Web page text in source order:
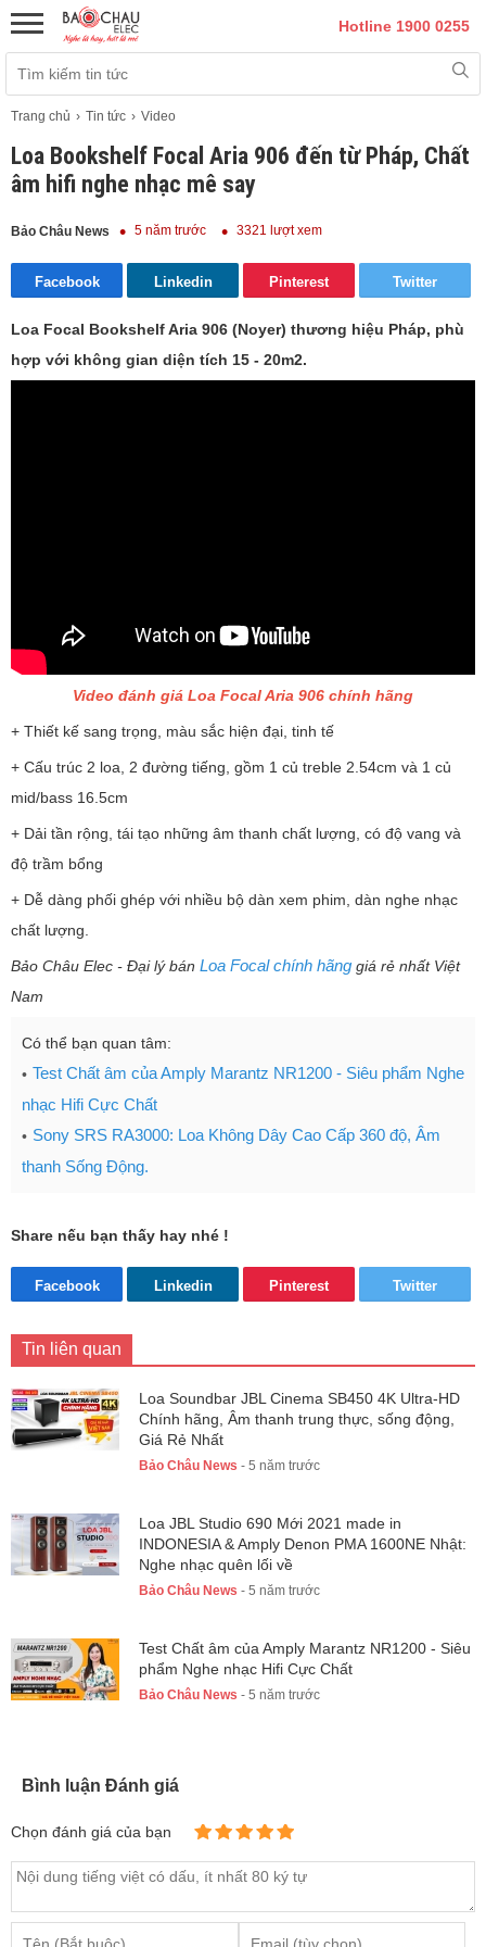
Hotline 1900 0255
Trang chủ Tin tức Video
Loa Bookshelf Focal Aria 906 đến từ Pháp, Chất
âm hifi nghe nhạc mê say
Bảo Châu News 5 năm trước 3321 lượt xem
Facebook Linkedin Pinterest Twitter
Loa Focal Bookshelf Aria 906 (Noyer) thương hiệu Pháp, phù
hợp với không gian diện tích 15 - 20m2.
Video đánh giá Loa Focal Aria 906 chính hãng
+ Thiết kế sang trọng, màu sắc hiện đại, tinh tế
+ Cấu trúc 2 loa, 2 đường tiếng, gồm 1 củ treble 2.54cm và 1 củ
mid/bass 16.5cm
+ Dải tần rộng, tái tạo những âm thanh chất lượng, có độ vang và
độ trầm bổng
+ Dễ dàng phối ghép với nhiều bộ dàn xem phim, dàn nghe nhạc
chất lượng.
Bảo Châu Elec - Đại lý bán Loa Focal chính hãng giá rẻ nhất Việt
Nam
Có thể bạn quan tâm:
Test Chất âm của Amply Marantz NR1200 - Siêu phẩm Nghe
nhạc Hifi Cực Chất
Sony SRS RA3000: Loa Không Dây Cao Cấp 360 độ, Âm
thanh Sống Động.
Share nếu bạn thấy hay nhé !
Facebook Linkedin Pinterest Twitter
Tin liên quan
Loa Soundbar JBL Cinema SB450 4K Ultra-HD
Chính hãng, Âm thanh trung thực, sống động,
Giá Rẻ Nhất
Bảo Châu News - 5 năm trước
Loa JBL Studio 690 Mới 2021 made in
INDONESIA & Amply Denon PMA 1600NE Nhật:
Nghe nhạc quên lối về
Bảo Châu News - 5 năm trước
Test Chất âm của Amply Marantz NR1200 - Siêu
phẩm Nghe nhạc Hifi Cực Chất
Bảo Châu News - 5 năm trước
Bình luận Đánh giá
Chọn đánh giá của bạn